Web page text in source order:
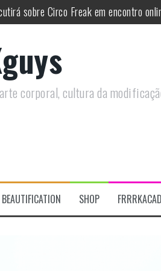
sobre Circo Freak em encontro
modificações corporais e anarquia
saiba como você pode ajudar duas
despede do tatuador Lia Perboni
historiador Ronald Canabarro
corporal, cultura da
BEAUTIFICATION SHOP